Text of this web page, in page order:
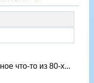
что-то из 80-х...